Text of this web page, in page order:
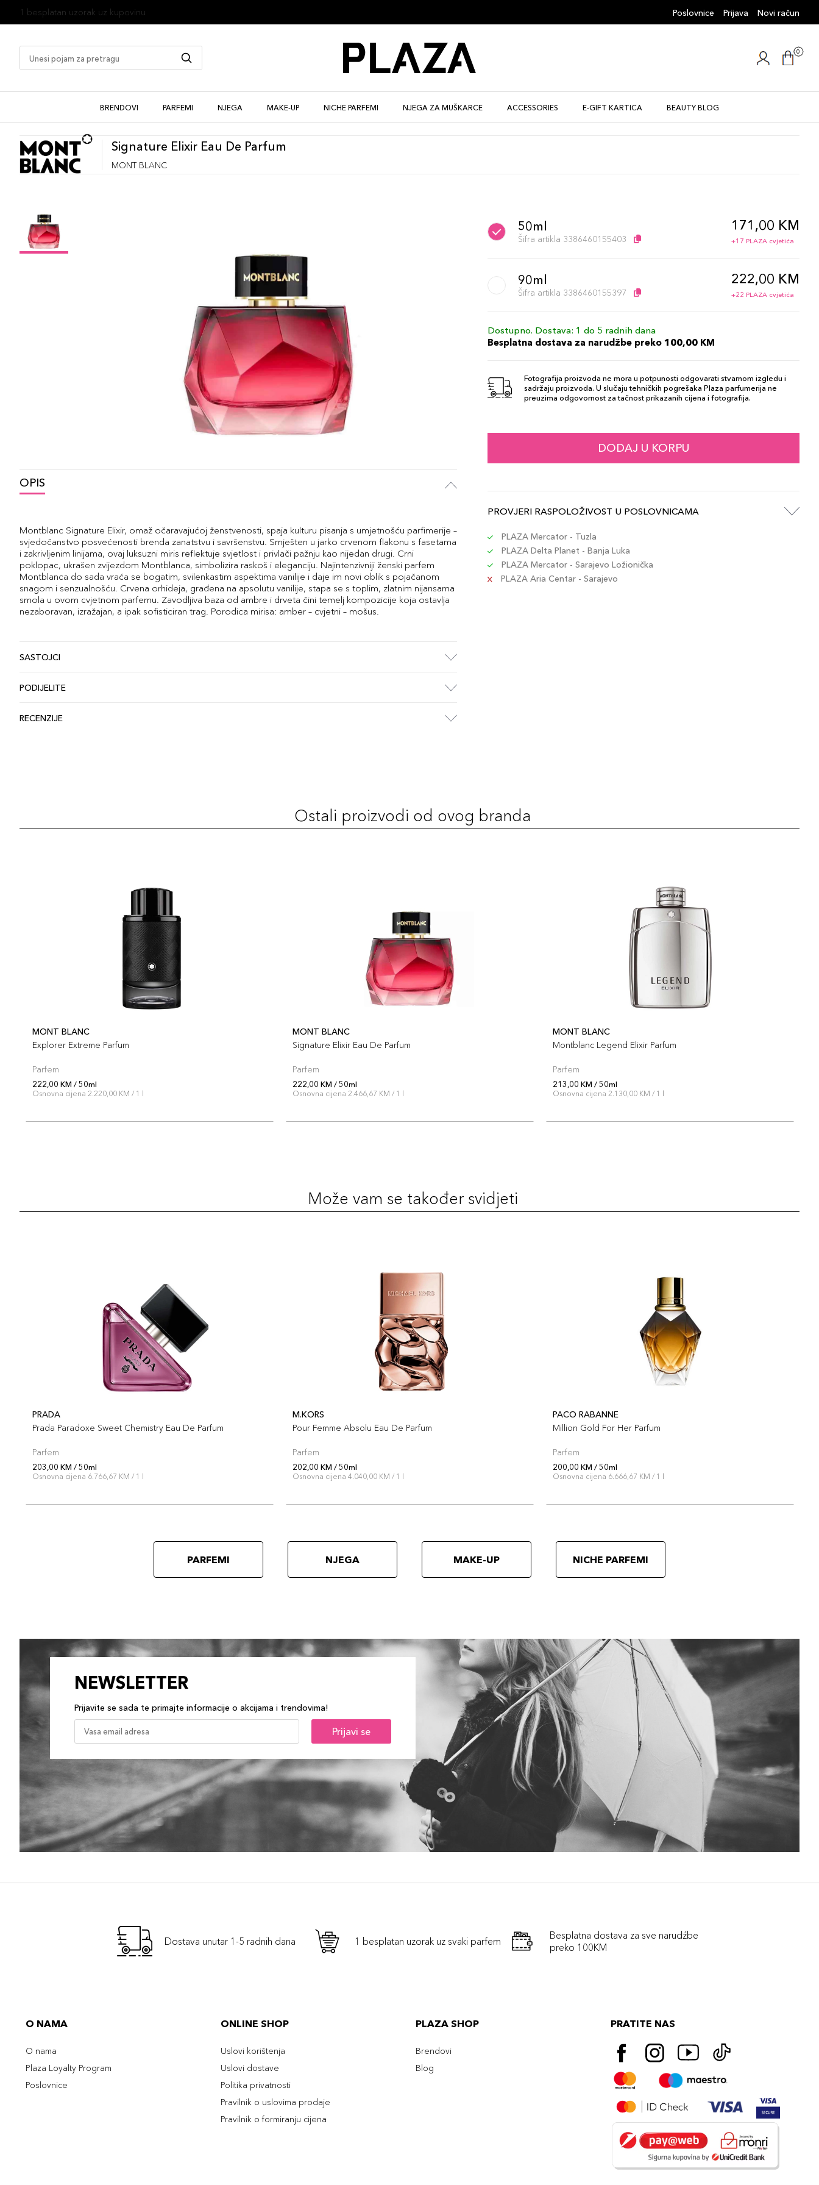
1 besplatan uzorak uz kupovinu Poslovnice Prijava Novi račun
0
BRENDOVI PARFEMI NJEGA MAKE-UP NICHE PARFEMI NJEGA ZA MUŠKARCE ACCESSORIES E-GIFT KARTICA BEAUTY BLOG
Signature Elixir Eau De Parfum
MONT BLANC
OPIS
Montblanc Signature Elixir, omaž očaravajućoj ženstvenosti, spaja kulturu pisanja s umjetnošću parfimerije –
svjedočanstvo posvećenosti brenda zanatstvu i savršenstvu. Smješten u jarko crvenom flakonu s fasetama
i zakrivljenim linijama, ovaj luksuzni miris reflektuje svjetlost i privlači pažnju kao nijedan drugi. Crni
poklopac, ukrašen zvijezdom Montblanca, simbolizira raskoš i eleganciju. Najintenzivniji ženski parfem
Montblanca do sada vraća se bogatim, svilenkastim aspektima vanilije i daje im novi oblik s pojačanom
snagom i senzualnošću. Crvena orhideja, građena na apsolutu vanilije, stapa se s toplim, zlatnim nijansama
smola u ovom cvjetnom parfemu. Zavodljiva baza od ambre i drveta čini temelj kompozicije koja ostavlja
nezaboravan, izražajan, a ipak sofisticiran trag. Porodica mirisa: amber – cvjetni – mošus.
SASTOJCI
PODIJELITE
RECENZIJE
50ml
Šifra artikla 3386460155403
171,00 KM
+17 PLAZA cvjetića
90ml
Šifra artikla 3386460155397
222,00 KM
+22 PLAZA cvjetića
Dostupno. Dostava: 1 do 5 radnih dana
Besplatna dostava za narudžbe preko 100,00 KM
Fotografija proizvoda ne mora u potpunosti odgovarati stvarnom izgledu i
sadržaju proizvoda. U slučaju tehničkih pogrešaka Plaza parfumerija ne
preuzima odgovornost za tačnost prikazanih cijena i fotografija.
DODAJ U KORPU
PROVJERI RASPOLOŽIVOST U POSLOVNICAMA
PLAZA Mercator - Tuzla
PLAZA Delta Planet - Banja Luka
PLAZA Mercator - Sarajevo Ložionička
PLAZA Aria Centar - Sarajevo
Ostali proizvodi od ovog branda
MONT BLANC
Explorer Extreme Parfum
Parfem
222,00 KM / 50ml
Osnovna cijena 2.220,00 KM / 1 l
MONT BLANC
Signature Elixir Eau De Parfum
Parfem
222,00 KM / 50ml
Osnovna cijena 2.466,67 KM / 1 l
MONT BLANC
Montblanc Legend Elixir Parfum
Parfem
213,00 KM / 50ml
Osnovna cijena 2.130,00 KM / 1 l
Može vam se također svidjeti
PRADA
Prada Paradoxe Sweet Chemistry Eau De Parfum
Parfem
203,00 KM / 50ml
Osnovna cijena 6.766,67 KM / 1 l
M.KORS
Pour Femme Absolu Eau De Parfum
Parfem
202,00 KM / 50ml
Osnovna cijena 4.040,00 KM / 1 l
PACO RABANNE
Million Gold For Her Parfum
Parfem
200,00 KM / 50ml
Osnovna cijena 6.666,67 KM / 1 l
PARFEMI NJEGA MAKE-UP NICHE PARFEMI
NEWSLETTER
Prijavite se sada te primajte informacije o akcijama i trendovima!
Prijavi se
Dostava unutar 1-5 radnih dana 1 besplatan uzorak uz svaki parfem
Besplatna dostava za sve narudźbe
preko 100KM
O NAMA
O nama
Plaza Loyalty Program
Poslovnice
ONLINE SHOP
Uslovi korištenja
Uslovi dostave
Politika privatnosti
Pravilnik o uslovima prodaje
Pravilnik o formiranju cijena
PLAZA SHOP
Brendovi
Blog
PRATITE NAS